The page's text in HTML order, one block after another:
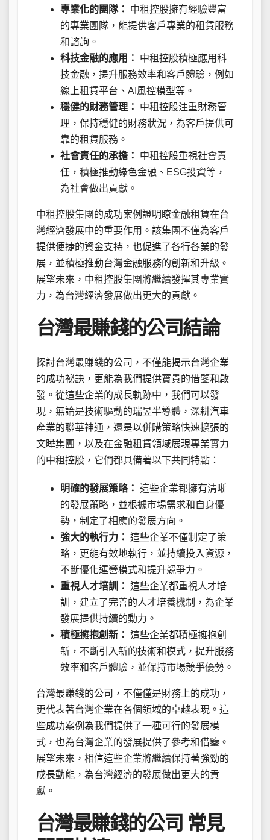
專業化的團隊：
中租控股擁有經驗豐富
的專業團隊，能提供客戶專業的租賃服務
和諮詢。
科技金融的應用：
中租控股積極應用科
技金融，提升服務效率和客戶體驗，例如
線上租賃平台、AI風控模型等。
穩健的財務管理：
中租控股注重財務管
理，保持穩健的財務狀況，為客戶提供可
靠的租賃服務。
社會責任的承擔：
中租控股重視社會責
任，積極推動綠色金融、ESG投資等，
為社會做出貢獻。
中租控股集團的成功案例證明瞭金融租賃在台
灣經濟發展中的重要作用。該集團不僅為客戶
提供便捷的資金支持，也促進了各行各業的發
展，並積極推動台灣金融服務的創新和升級。
展望未來，中租控股集團將繼續發揮其專業實
力，為台灣經濟發展做出更大的貢獻。
台灣最賺錢的公司結論
探討台灣最賺錢的公司，不僅能揭示台灣企業
的成功祕訣，更能為我們提供寶貴的借鑒和啟
發。從這些企業的成長軌跡中，我們可以發
現，無論是技術驅動的瑞昱半導體，深耕汽車
產業的聯華神通，還是以併購策略快速擴張的
文曄集團，以及在金融租賃領域展現專業實力
的中租控股，它們都具備著以下共同特點：
明確的發展策略： 這些企業都擁有清晰
的發展策略，並根據市場需求和自身優
勢，制定了相應的發展方向。
強大的執行力： 這些企業不僅制定了策
略，更能有效地執行，並持續投入資源，
不斷優化運營模式和提升競爭力。
重視人才培訓： 這些企業都重視人才培
訓，建立了完善的人才培養機制，為企業
發展提供持續的動力。
積極擁抱創新： 這些企業都積極擁抱創
新，不斷引入新的技術和模式，提升服務
效率和客戶體驗，並保持市場競爭優勢。
台灣最賺錢的公司，不僅僅是財務上的成功，
更代表著台灣企業在各個領域的卓越表現。這
些成功案例為我們提供了一種可行的發展模
式，也為台灣企業的發展提供了參考和借鑒。
展望未來，相信這些企業將繼續保持著強勁的
成長動能，為台灣經濟的發展做出更大的貢
獻。
台灣最賺錢的公司 常見